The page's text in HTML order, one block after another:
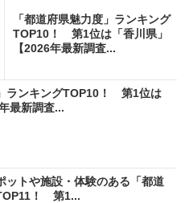
「都道府県魅力度」ランキング
TOP10！ 第1位は「香川県」
【2026年最新調査...
ランキングTOP10！ 第1位は
最新調査...
ットや施設・体験のある「都道
！ 第1...